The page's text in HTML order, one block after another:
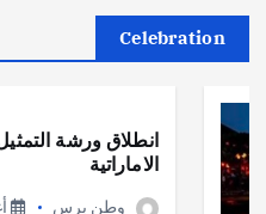
Celebration
انطلاق ورشة
الاماراتية
وطن برس